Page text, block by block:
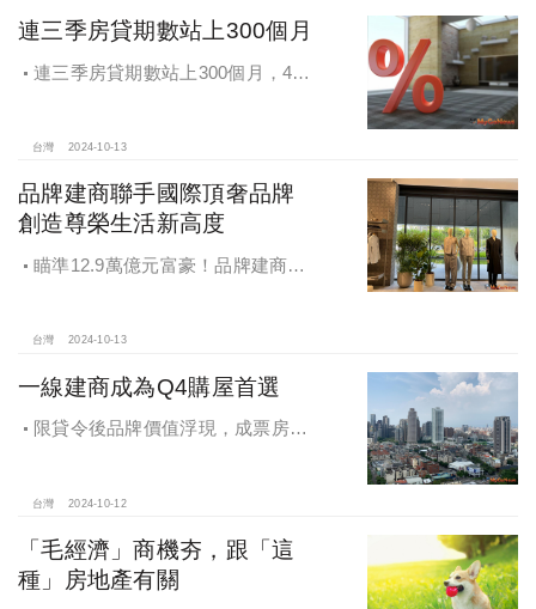
連三季房貸期數站上300個月
連三季房貸期數站上300個月，4都
台灣 2024-10-13
品牌建商聯手國際頂奢品牌
創造尊榮生活新高度
瞄準12.9萬億元富豪！品牌建商聯
台灣 2024-10-13
一線建商成為Q4購屋首選
限貸令後品牌價值浮現，成票房保
台灣 2024-10-12
「毛經濟」商機夯，跟「這
種」房地產有關